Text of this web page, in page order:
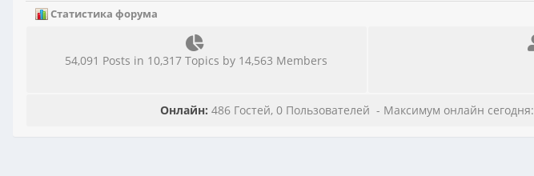
Статистика форума
54,091 Posts in 10,317 Topics by 14,563 Members
Онлайн: 486 Гостей, 0 Пользователей - Максимум онлайн сегодня: